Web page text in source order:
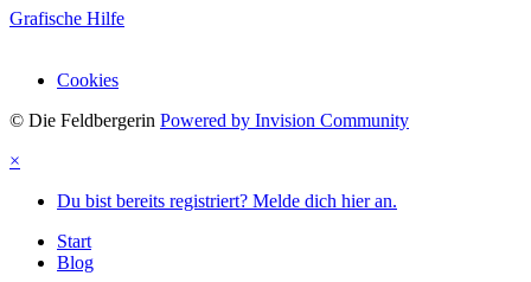
Grafische Hilfe
Cookies
© Die Feldbergerin Powered by Invision Community
×
Du bist bereits registriert? Melde dich hier an.
Start
Blog